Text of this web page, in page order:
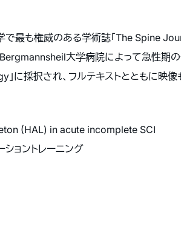
最も権威のある学術誌「The Spine
大学病院によって急性期
に採択され、フルテキストとともに映
(HAL) in acute incomplete SCI
ョントレーニング